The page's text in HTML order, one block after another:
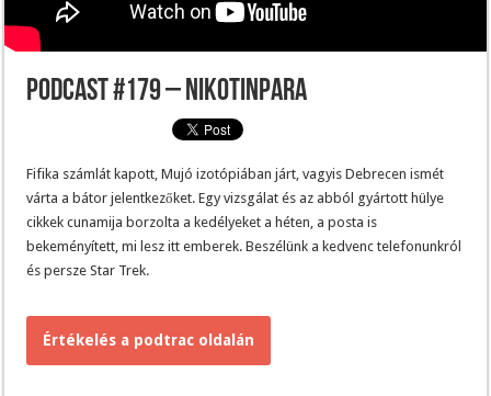
Podcast #179 – Nikotinpara
Fifika számlát kapott, Mujó izotópiában járt, vagyis Debrecen ismét
várta a bátor jelentkezőket. Egy vizsgálat és az abból gyártott hülye
cikkek cunamija borzolta a kedélyeket a héten, a posta is
bekeményített, mi lesz itt emberek. Beszélünk a kedvenc telefonunkról
és persze Star Trek.
Értékelés a podtrac oldalán